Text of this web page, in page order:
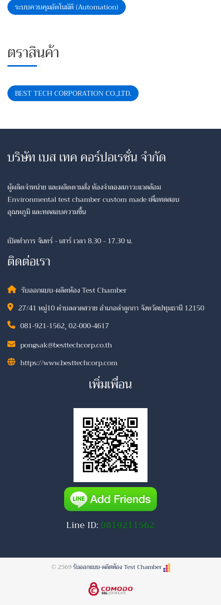
ระบบควบคุมอัตโนมัติ (Automation)
ตราสินค้า
BEST TECH CORPORATION CO.,LTD.
บริษัท เบส เทค คอร์ปอเรชั่น จำกัด
ผู้ผลิตจำหน่าย และผลิตตามสั่ง ห้องจำลองสภาวะแวดล้อม
Environmental test chamber custom made เพื่อทดสอบ
อุณหภูมิ และทดสอบความชื้น
เปิดทำการ จันทร์ - เสาร์ เวลา 8.30 - 17.30 น.
ติดต่อเรา
รับออกแบบ-ผลิตห้อง Test Chamber
27/41 หมู่10 ตำบลลาดสวาย อำเภอลำลูกกา จังหวัดปทุมธานี 12150
081-921-1562, 02-000-4617
pongsak@besttechcorp.co.th
https://www.besttechcorp.com
เพิ่มเพื่อน
Line ID:0819211562
© 2569รับออกแบบ-ผลิตห้อง Test Chamber